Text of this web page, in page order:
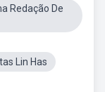
Redação De
Lin Has